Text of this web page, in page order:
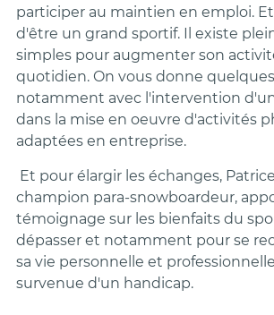
participer au maintien en emploi.
d'être un grand sportif. Il existe
simples pour augmenter son
quotidien. On vous donne
notamment avec l'intervention
dans la mise en oeuvre d'activités
adaptées en entreprise.
Et pour élargir les échanges,
champion para-snowboardeur,
témoignage sur les bienfaits du
dépasser et notamment pour se
sa vie personnelle et
survenue d'un handicap.